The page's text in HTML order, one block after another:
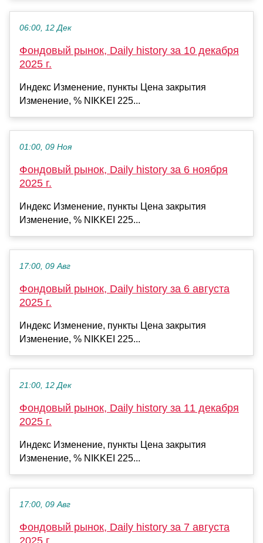
06:00, 12 Дек
Фондовый рынок, Daily history за 10 декабря
2025 г.
Индекс Изменение, пункты Цена закрытия
Изменение, % NIKKEI 225...
01:00, 09 Ноя
Фондовый рынок, Daily history за 6 ноября
2025 г.
Индекс Изменение, пункты Цена закрытия
Изменение, % NIKKEI 225...
17:00, 09 Авг
Фондовый рынок, Daily history за 6 августа
2025 г.
Индекс Изменение, пункты Цена закрытия
Изменение, % NIKKEI 225...
21:00, 12 Дек
Фондовый рынок, Daily history за 11 декабря
2025 г.
Индекс Изменение, пункты Цена закрытия
Изменение, % NIKKEI 225...
17:00, 09 Авг
Фондовый рынок, Daily history за 7 августа
2025 г.